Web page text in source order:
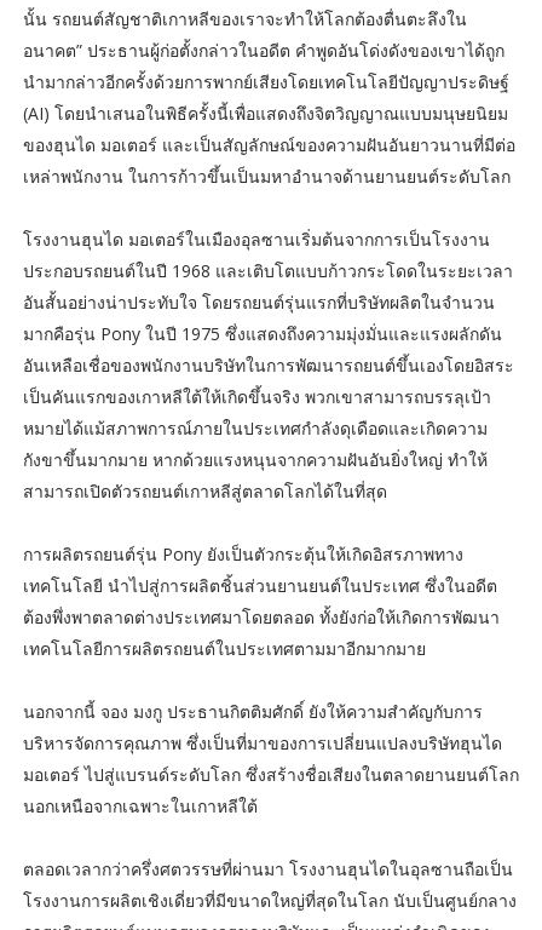
นั้น รถยนต์สัญชาติเกาหลีของเราจะทำให้โลกต้องตื่นตะลึงใน
อนาคต” ประธานผู้ก่อตั้งกล่าวในอดีต คำพูดอันโด่งดังของเขาได้ถูก
นำมากล่าวอีกครั้งด้วยการพากย์เสียงโดยเทคโนโลยีปัญญาประดิษฐ์
(AI) โดยนำเสนอในพิธีครั้งนี้เพื่อแสดงถึงจิตวิญญาณแบบมนุษยนิยม
ของฮุนได มอเตอร์ และเป็นสัญลักษณ์ของความฝันอันยาวนานที่มีต่อ
เหล่าพนักงาน ในการก้าวขึ้นเป็นมหาอำนาจด้านยานยนต์ระดับโลก
โรงงานฮุนได มอเตอร์ในเมืองอุลซานเริ่มต้นจากการเป็นโรงงาน
ประกอบรถยนต์ในปี 1968 และเติบโตแบบก้าวกระโดดในระยะเวลา
อันสั้นอย่างน่าประทับใจ โดยรถยนต์รุ่นแรกที่บริษัทผลิตในจำนวน
มากคือรุ่น Pony ในปี 1975 ซึ่งแสดงถึงความมุ่งมั่นและแรงผลักดัน
อันเหลือเชื่อของพนักงานบริษัทในการพัฒนารถยนต์ขึ้นเองโดยอิสระ
เป็นคันแรกของเกาหลีใต้ให้เกิดขึ้นจริง พวกเขาสามารถบรรลุเป้า
หมายได้แม้สภาพการณ์ภายในประเทศกำลังดุเดือดและเกิดความ
กังขาขึ้นมากมาย หากด้วยแรงหนุนจากความฝันอันยิ่งใหญ่ ทำให้
สามารถเปิดตัวรถยนต์เกาหลีสู่ตลาดโลกได้ในที่สุด
การผลิตรถยนต์รุ่น Pony ยังเป็นตัวกระตุ้นให้เกิดอิสรภาพทาง
เทคโนโลยี นำไปสู่การผลิตชิ้นส่วนยานยนต์ในประเทศ ซึ่งในอดีต
ต้องพึ่งพาตลาดต่างประเทศมาโดยตลอด ทั้งยังก่อให้เกิดการพัฒนา
เทคโนโลยีการผลิตรถยนต์ในประเทศตามมาอีกมากมาย
นอกจากนี้ จอง มงกู ประธานกิตติมศักดิ์ ยังให้ความสำคัญกับการ
บริหารจัดการคุณภาพ ซึ่งเป็นที่มาของการเปลี่ยนแปลงบริษัทฮุนได
มอเตอร์ ไปสู่แบรนด์ระดับโลก ซึ่งสร้างชื่อเสียงในตลาดยานยนต์โลก
นอกเหนือจากเฉพาะในเกาหลีใต้
ตลอดเวลากว่าครึ่งศตวรรษที่ผ่านมา โรงงานฮุนไดในอุลซานถือเป็น
โรงงานการผลิตเชิงเดี่ยวที่มีขนาดใหญ่ที่สุดในโลก นับเป็นศูนย์กลาง